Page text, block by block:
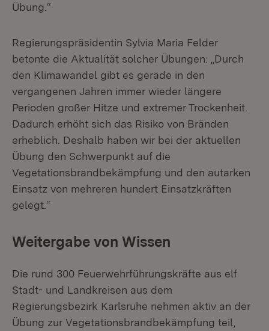
Übung.“
Regierungspräsidentin Sylvia Maria Felder
betonte die Aktualität solcher Übungen: „Durch
den Klimawandel gibt es gerade in den
vergangenen Jahren immer wieder längere
Perioden großer Hitze und extremer Trockenheit.
Dadurch erhöht sich das Risiko von Bränden
erheblich. Deshalb haben wir bei der aktuellen
Übung den Schwerpunkt auf die
Vegetationsbrandbekämpfung und den autarken
Einsatz von mehreren hundert Einsatzkräften
gelegt.“
Weitergabe von Wissen
Die rund 300 Feuerwehrführungskräfte aus elf
Stadt- und Landkreisen aus dem
Regierungsbezirk Karlsruhe nehmen aktiv an der
Übung zur Vegetationsbrandbekämpfung teil,